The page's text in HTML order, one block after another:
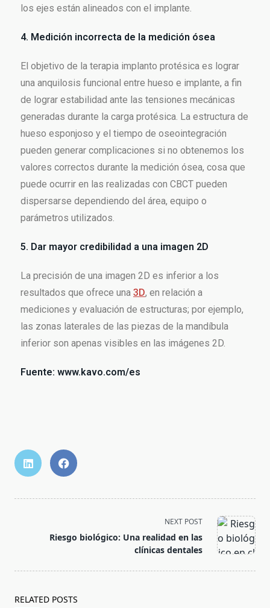
los ejes están alineados con el implante.
4. Medición incorrecta de la medición ósea
El objetivo de la terapia implanto protésica es lograr
una anquilosis funcional entre hueso e implante, a fin
de lograr estabilidad ante las tensiones mecánicas
generadas durante la carga protésica. La estructura de
hueso esponjoso y el tiempo de oseointegración
pueden generar complicaciones si no obtenemos los
valores correctos durante la medición ósea, cosa que
puede ocurrir en las realizadas con CBCT pueden
dispersarse dependiendo del área, equipo o
parámetros utilizados.
5. Dar mayor credibilidad a una imagen 2D
La precisión de una imagen 2D es inferior a los
resultados que ofrece una 3D, en relación a
mediciones y evaluación de estructuras; por ejemplo,
las zonas laterales de las piezas de la mandíbula
inferior son apenas visibles en las imágenes 2D.
Fuente: www.kavo.com/es
NEXT POST
Riesgo biológico: Una realidad en las
clínicas dentales
RELATED POSTS